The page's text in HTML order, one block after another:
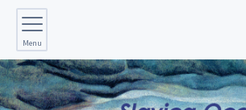
Menu